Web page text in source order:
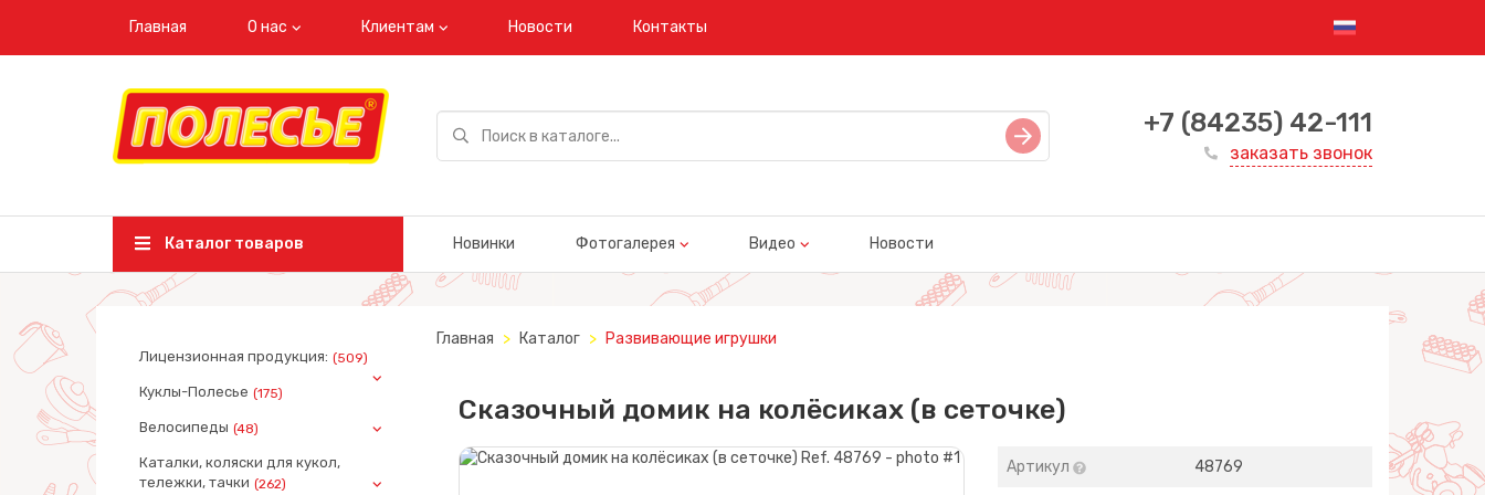
Главная О нас Клиентам Новости Контакты
+7 (84235) 42-111
заказать звонок
Каталог товаров Новинки Фотогалерея Видео Новости
Лицензионная продукция: (509)
Куклы-Полесье (175)
Велосипеды (48)
Каталки, коляски для кукол,
тележки, тачки (262)
Главная Каталог Развивающие игрушки
Сказочный домик на колёсиках (в сеточке)
Артикул 48769